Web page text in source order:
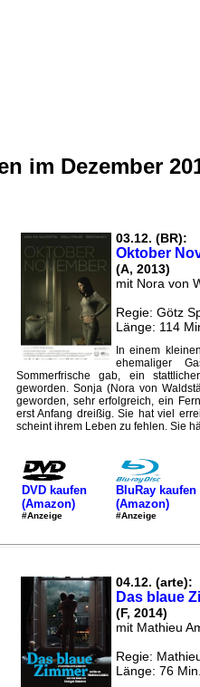
im Dezember
03.12. (BR):
Oktober
(A, 2013)
mit Nora von
Regie: Götz
Länge: 114
In einem
ehemaliger
Sommerfrische gab, ein
geworden. Sonja (Nora von
geworden, sehr erfolgreich, ein
erst Anfang dreißig. Sie hat viel
scheint ihrem Leben zu fehlen. Sie
DVD kaufen
(Amazon)
#Anzeige
BluRay kaufen
(Amazon)
#Anzeige
04.12. (arte):
Das blaue
(F, 2014)
mit Mathieu
Regie:
Länge: 76 Min.